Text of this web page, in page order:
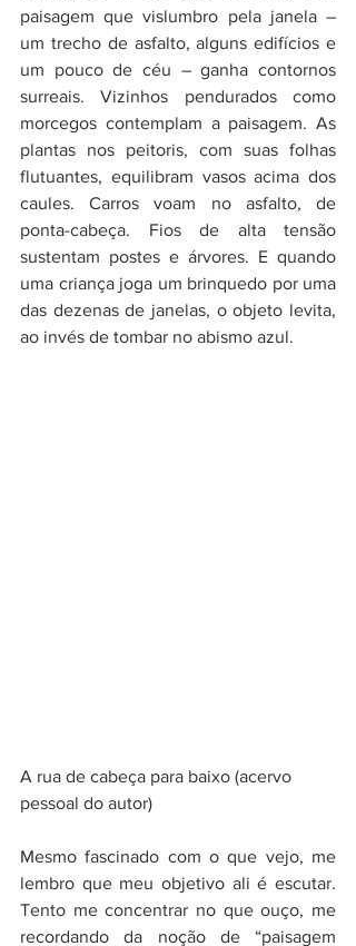
paisagem que vislumbro pela janela –
um trecho de asfalto, alguns edifícios e
um pouco de céu – ganha contornos
surreais. Vizinhos pendurados como
morcegos contemplam a paisagem. As
plantas nos peitoris, com suas folhas
flutuantes, equilibram vasos acima dos
caules. Carros voam no asfalto, de
ponta-cabeça. Fios de alta tensão
sustentam postes e árvores. E quando
uma criança joga um brinquedo por uma
das dezenas de janelas, o objeto levita,
ao invés de tombar no abismo azul.
A rua de cabeça para baixo (acervo
pessoal do autor)
Mesmo fascinado com o que vejo, me
lembro que meu objetivo ali é escutar.
Tento me concentrar no que ouço, me
recordando da noção de “paisagem